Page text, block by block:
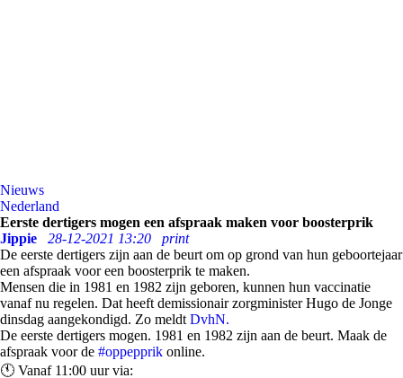
Nieuws
Nederland
Eerste dertigers mogen een afspraak maken voor boosterprik
Jippie
28-12-2021 13:20
print
De eerste dertigers zijn aan de beurt om op grond van hun geboortejaar
een afspraak voor een boosterprik te maken.
Mensen die in 1981 en 1982 zijn geboren, kunnen hun vaccinatie
vanaf nu regelen. Dat heeft demissionair zorgminister Hugo de Jonge
dinsdag aangekondigd. Zo meldt DvhN.
De eerste dertigers mogen. 1981 en 1982 zijn aan de beurt. Maak de
afspraak voor de #oppepprik online.
🕚 Vanaf 11:00 uur via: